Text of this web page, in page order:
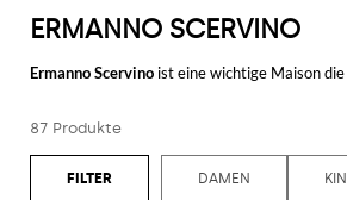
ERMANNO SCERVINO
Ermanno Scervino ist eine wichtige Maison
Die italienische Maison, die weltweit berühmt
verleihen. Innovation, Kreativiät und
87 Produkte
DAMEN
Русский